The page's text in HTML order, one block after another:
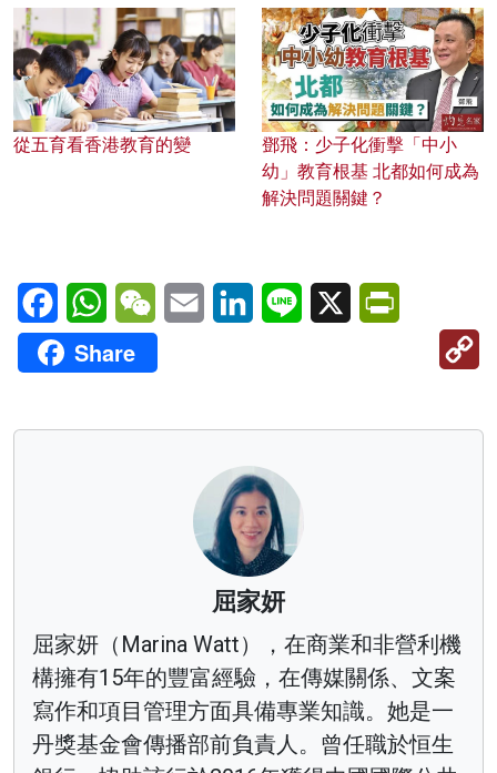
從五育看香港教育的變
鄧飛：少子化衝擊「中小
幼」教育根基 北都如何成為
解決問題關鍵？
FacebookWhatsAppWeChatEmail LinkedInLine X
Share
屈家妍
屈家妍（Marina Watt），在商業和非營利機
構擁有15年的豐富經驗，在傳媒關係、文案
寫作和項目管理方面具備專業知識。她是一
丹獎基金會傳播部前負責人。曾任職於恒生